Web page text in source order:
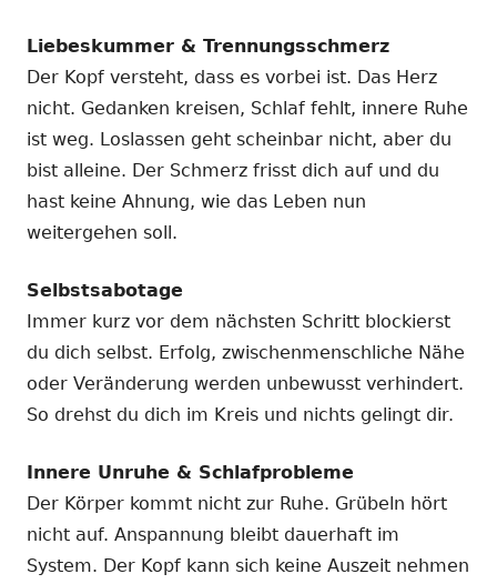
Liebeskummer & Trennungsschmerz
Der Kopf versteht, dass es vorbei ist. Das Herz
nicht. Gedanken kreisen, Schlaf fehlt, innere Ruhe
ist weg. Loslassen geht scheinbar nicht, aber du
bist alleine. Der Schmerz frisst dich auf und du
hast keine Ahnung, wie das Leben nun
weitergehen soll.
Selbstsabotage
Immer kurz vor dem nächsten Schritt blockierst
du dich selbst. Erfolg, zwischenmenschliche Nähe
oder Veränderung werden unbewusst verhindert.
So drehst du dich im Kreis und nichts gelingt dir.
Innere Unruhe & Schlafprobleme
Der Körper kommt nicht zur Ruhe. Grübeln hört
nicht auf. Anspannung bleibt dauerhaft im
System. Der Kopf kann sich keine Auszeit nehmen